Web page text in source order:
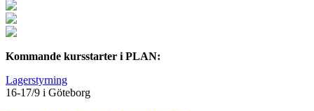
Kommande kursstarter i PLAN:
Lagerstyrning
16-17/9 i Göteborg